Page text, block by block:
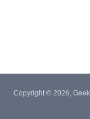
Copyright © 2026,